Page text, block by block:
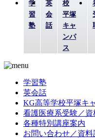
学
習
塾
英
会
話
校
平塚
キャ
ンパ
ス
学習塾
英会話
KG高等学校平塚キ
看護医療系受験／資
各種特別講座案内
お問い合わせ／資料